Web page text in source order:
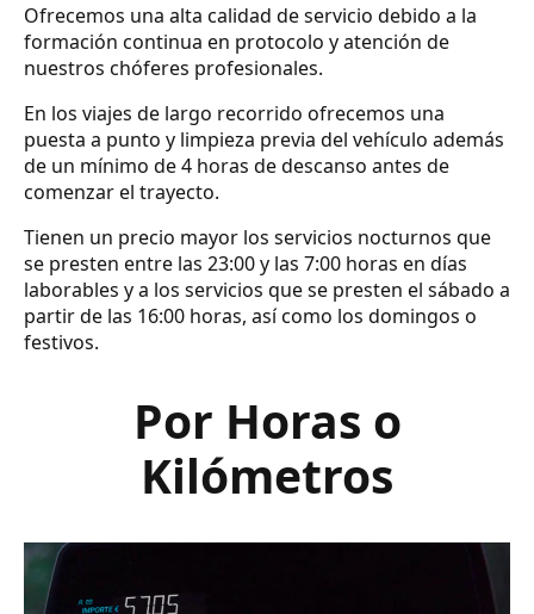
Ofrecemos una alta calidad de servicio debido a la
formación continua en protocolo y atención de
nuestros chóferes profesionales.
En los viajes de largo recorrido ofrecemos una
puesta a punto y limpieza previa del vehículo además
de un mínimo de 4 horas de descanso antes de
comenzar el trayecto.
Tienen un precio mayor los servicios nocturnos que
se presten entre las 23:00 y las 7:00 horas en días
laborables y a los servicios que se presten el sábado a
partir de las 16:00 horas, así como los domingos o
festivos.
Por Horas o
Kilómetros